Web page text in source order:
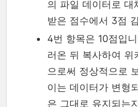
의 파일 데이터로 대
받은 점수에서 3점
4번 항목은 10점입
러온 뒤 복사하여 위
으로써 정상적으로
이는 데이터가 변형
은 그대로 유지되는